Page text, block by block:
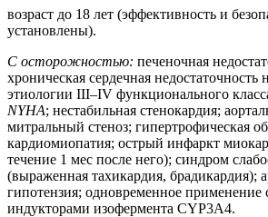
возраст до 18 лет (эффективность и
установлены).
С осторожностью: печеночная
хроническая сердечная
этиологии III–IV функционального
NYHA; нестабильная стенокардия;
митральный стеноз; гипертрофическая
кардиомиопатия; острый инфаркт
течение 1 мес после него); синдром
(выраженная тахикардия, брадикардия);
гипотензия; одновременное
индукторами изофермента CYP3A4.